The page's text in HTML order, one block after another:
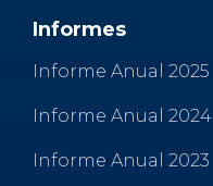
k
Informes
Informe Anual 2025
Informe Anual 2024
Informe Anual 2023